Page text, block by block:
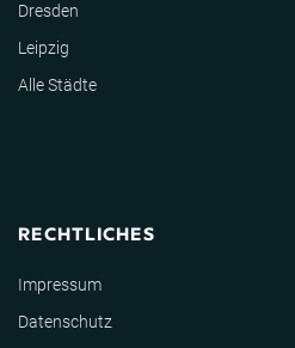
Dresden
Leipzig
Alle Städte
RECHTLICHES
Impressum
Datenschutz